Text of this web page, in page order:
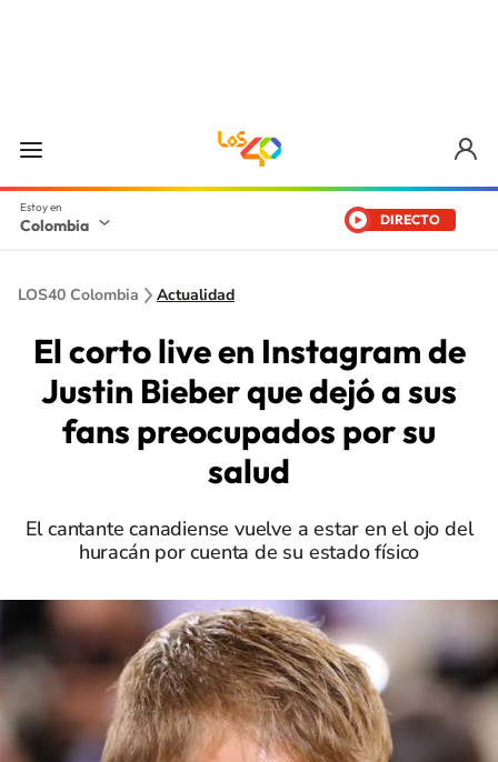
Colombia DIRECTO
LOS40 Colombia Actualidad
El corto live en Instagram de
Justin Bieber que dejó a sus
fans preocupados por su
salud
El cantante canadiense vuelve a estar en el ojo del
huracán por cuenta de su estado físico